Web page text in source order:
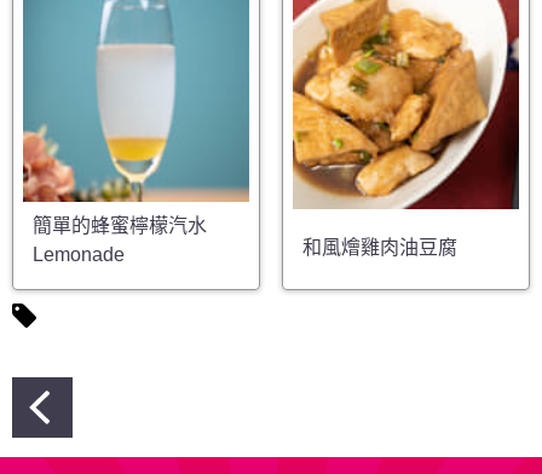
簡單的蜂蜜檸檬汽水
Lemonade
和風燴雞肉油豆腐
文
章